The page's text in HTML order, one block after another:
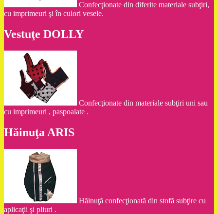
Confecţionate din diferite materiale subţiri,
cu imprimeuri şi în culori vesele.
Vestuţe DOLLY
Confecţionate din materiale subţiri uni sau
cu imprimeuri , paspoalate .
Hăinuţa ARIS
Hăinuţă confecţionată din stofă subţire cu
aplicaţii şi pliuri .